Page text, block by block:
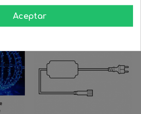
-25% -25%
Aceptar